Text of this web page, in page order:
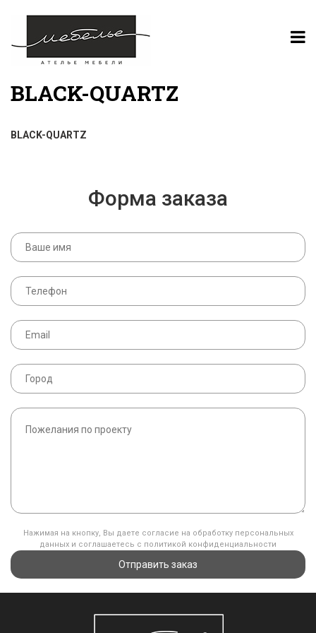
BLACK-QUARTZ
BLACK-QUARTZ
Форма заказа
Нажимая на кнопку, Вы даете согласие на обработку персональных
данных и соглашаетесь с политикой конфиденциальности
Отправить заказ